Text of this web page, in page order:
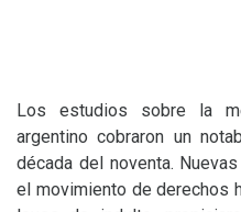
Los estudios sobre la
argentino cobraron un
década del noventa.
el movimiento de derechos